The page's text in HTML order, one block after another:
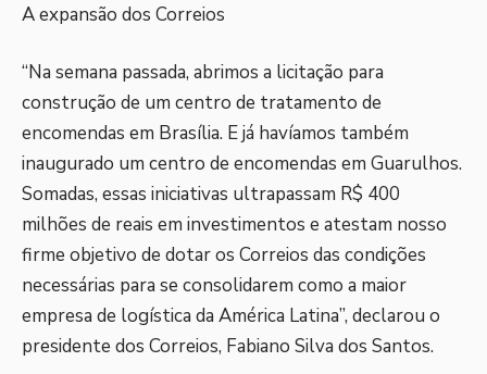
A expansão dos Correios
“Na semana passada, abrimos a licitação para
construção de um centro de tratamento de
encomendas em Brasília. E já havíamos também
inaugurado um centro de encomendas em Guarulhos.
Somadas, essas iniciativas ultrapassam R$ 400
milhões de reais em investimentos e atestam nosso
firme objetivo de dotar os Correios das condições
necessárias para se consolidarem como a maior
empresa de logística da América Latina”, declarou o
presidente dos Correios, Fabiano Silva dos Santos.